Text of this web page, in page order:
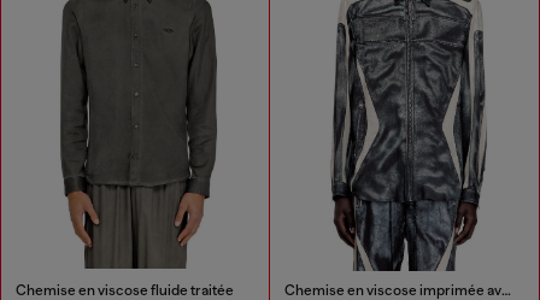
Chemise en viscose fluide traitée Chemise en viscose imprimée avec fermeture zippée sur le devant